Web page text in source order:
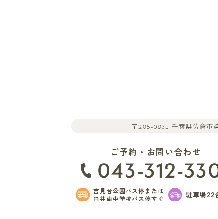
〒285-0831 千葉県佐倉市
ご予約・お問い合わせ
043-312-
吉見台公園バス停または
臼井南中学校バス停すぐ
駐車場22